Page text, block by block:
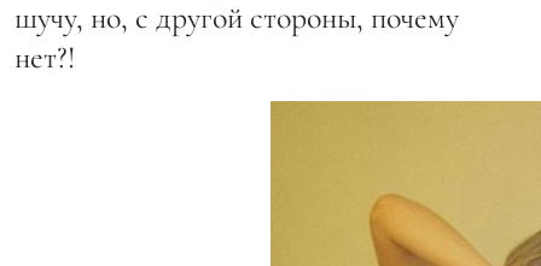
шучу, но, с другой стороны, почему
нет?!